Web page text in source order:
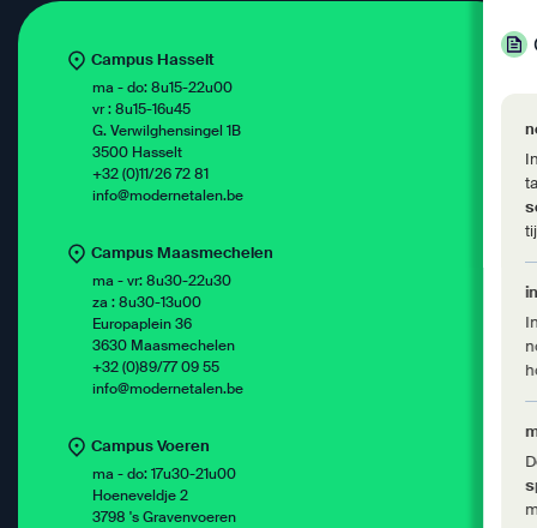
Campus Hasselt
ma - do: 8u15-22u00
vr : 8u15-16u45
G. Verwilghensingel 1B
3500 Hasselt
+32 (0)11/26 72 81
info@modernetalen.be
Campus Maasmechelen
ma - vr: 8u30-22u30
za : 8u30-13u00
Europaplein 36
3630 Maasmechelen
+32 (0)89/77 09 55
info@modernetalen.be
Campus Voeren
ma - do: 17u30-21u00
Hoeneveldje 2
3798 's Gravenvoeren